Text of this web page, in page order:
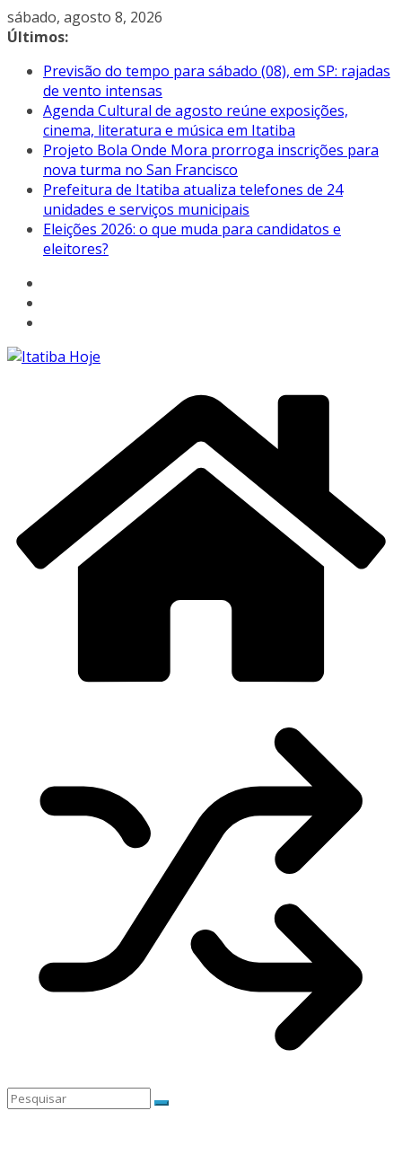
Pular
para
conteúdo
sábado, agosto 8, 2026
Últimos:
Previsão do tempo para sábado (08), em SP: rajadas
de vento intensas
Agenda Cultural de agosto reúne exposições,
cinema, literatura e música em Itatiba
Projeto Bola Onde Mora prorroga inscrições para
nova turma no San Francisco
Prefeitura de Itatiba atualiza telefones de 24
unidades e serviços municipais
Eleições 2026: o que muda para candidatos e
eleitores?